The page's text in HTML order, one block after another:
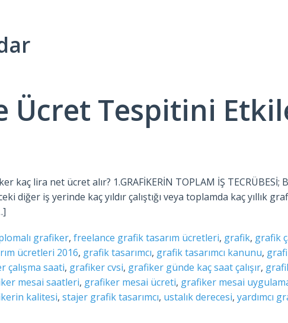
Ücret Tespitini
kaç lira net ücret alır? 1.GRAFİKERİN TOPLAM İŞ
diğer iş yerinde kaç yıldır çalıştığı veya toplamda kaç yıllık
grafiker,freelance grafik tasarım ücretleri, grafik, grafik
ücretleri 2016, grafik tasarımcı, grafik tasarımcı kanunu,
çalışma saati, grafiker cvsi, grafiker günde kaç saat çalışır,
mesai saatleri, grafiker mesai ücreti, grafiker mesai
kalitesi,stajer grafik tasarımcı, ustalık derecesi,yardımcı